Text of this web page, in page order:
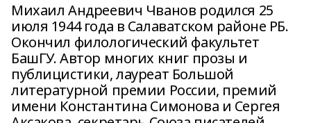
Михаил Андреевич Чванов родился 25
июля 1944 года в Салаватском районе РБ.
Окончил филологический факультет
БашГУ. Автор многих книг прозы и
публицистики, лауреат Большой
литературной премии России, премий
имени Константина Симонова и Сергея